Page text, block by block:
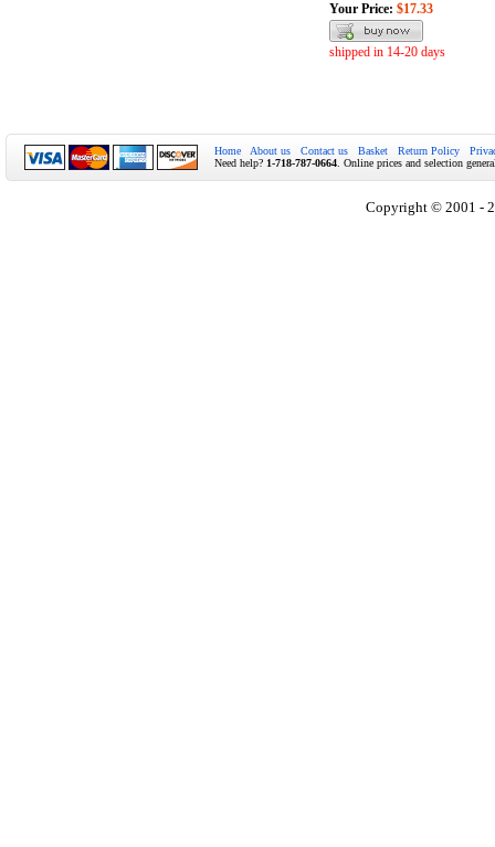
Your Price: $17.33
shipped in 14-20 days
Home About us Contact us Basket Return Policy
Need help? 1-718-787-0664 . Online prices and selection
Copyright © 2001 -